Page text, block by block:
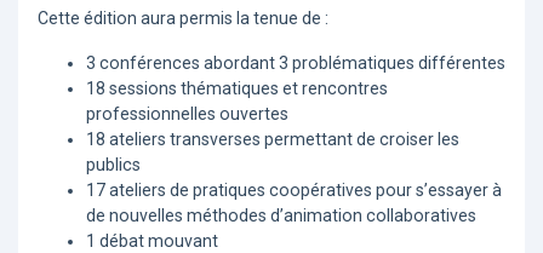
Cette édition aura permis la tenue de :
3 conférences abordant 3 problématiques différentes
18 sessions thématiques et rencontres
professionnelles ouvertes
18 ateliers transverses permettant de croiser les
publics
17 ateliers de pratiques coopératives pour s’essayer à
de nouvelles méthodes d’animation collaboratives
1 débat mouvant